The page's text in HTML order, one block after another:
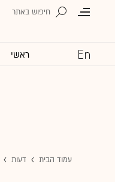
ראשי
עמוד הבית דעות